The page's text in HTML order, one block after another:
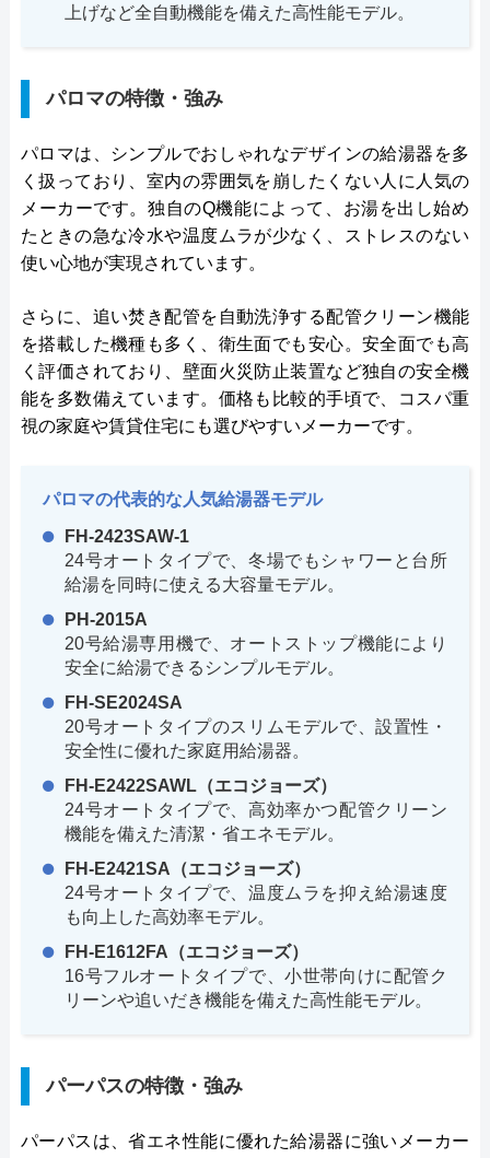
上げなど全自動機能を備えた高性能モデル。
パロマの特徴・強み
パロマは、シンプルでおしゃれなデザインの給湯器を多
く扱っており、室内の雰囲気を崩したくない人に人気の
メーカーです。独自のQ機能によって、お湯を出し始め
たときの急な冷水や温度ムラが少なく、ストレスのない
使い心地が実現されています。
さらに、追い焚き配管を自動洗浄する配管クリーン機能
を搭載した機種も多く、衛生面でも安心。安全面でも高
く評価されており、壁面火災防止装置など独自の安全機
能を多数備えています。価格も比較的手頃で、コスパ重
視の家庭や賃貸住宅にも選びやすいメーカーです。
パロマの代表的な人気給湯器モデル
FH-2423SAW-1
24号オートタイプで、冬場でもシャワーと台所
給湯を同時に使える大容量モデル。
PH-2015A
20号給湯専用機で、オートストップ機能により
安全に給湯できるシンプルモデル。
FH-SE2024SA
20号オートタイプのスリムモデルで、設置性・
安全性に優れた家庭用給湯器。
FH-E2422SAWL（エコジョーズ）
24号オートタイプで、高効率かつ配管クリーン
機能を備えた清潔・省エネモデル。
FH-E2421SA（エコジョーズ）
24号オートタイプで、温度ムラを抑え給湯速度
も向上した高効率モデル。
FH-E1612FA（エコジョーズ）
16号フルオートタイプで、小世帯向けに配管ク
リーンや追いだき機能を備えた高性能モデル。
パーパスの特徴・強み
パーパスは、省エネ性能に優れた給湯器に強いメーカー